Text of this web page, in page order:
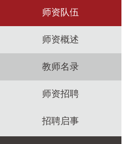
师资队伍
师资概述
教师名录
师资招聘
招聘启事